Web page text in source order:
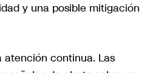
y una posible mitigación
atención continua. Las